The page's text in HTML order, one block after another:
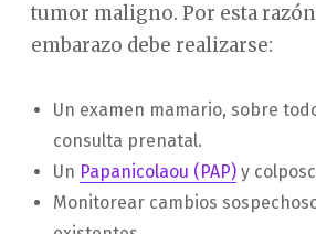
tumor maligno. Por esta
embarazo debe realizarse:
Un examen mamario, sobre
consulta prenatal.
Un Papanicolaou (PAP)y
Monitorear cambios